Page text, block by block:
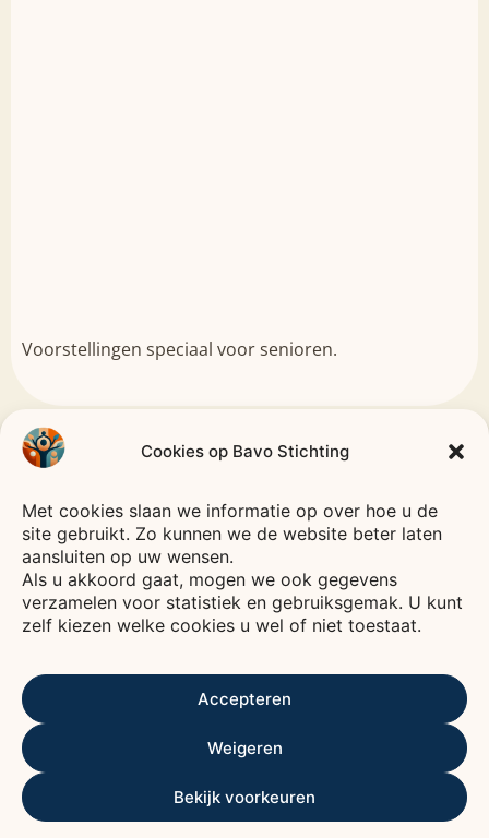
Cookies op Bavo Stichting
Met cookies slaan we informatie op over hoe u de
site gebruikt. Zo kunnen we de website beter laten
aansluiten op uw wensen.
Als u akkoord gaat, mogen we ook gegevens
verzamelen voor statistiek en gebruiksgemak. U kunt
zelf kiezen welke cookies u wel of niet toestaat.
Accepteren
Weigeren
Bekijk voorkeuren
Voorstellingen speciaal voor senioren.
CODE
GOED
BESTUUR
Bavo Stichting
—HEEMSTEDE
Voor een leven vol verbinding, plezier en zorg.
rendement wordt gebruikt voor het bevorderen
van het welzijn van ouderen, voornamelijk in
Kennemerland.
ALGEMEEN NUT BEOGENDE INSTELLING
Contactgegevens